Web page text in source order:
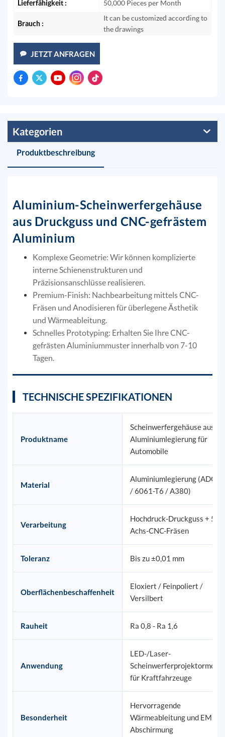
Lieferfähigkeit :
50,000 Pieces per Month
Brauch :
It can be customized according to
the drawings
JETZT ANFRAGEN
Kategorien
Produktbeschreibung
Aluminium-Scheinwerfergehäuse
aus Druckguss und CNC-gefrästem
Aluminium
Komplexe Geometrie: Wir können komplizierte
interne Schienenstrukturen und
Präzisionsanschlüsse realisieren.
Premium-Finish: Nachbearbeitung mittels CNC-
Fräsen und Anodisieren für überlegene Ästhetik
und Wärmeableitung.
Schnelles Prototyping: Erhalten Sie Ihre CNC-
gefrästen Aluminiummuster innerhalb von 7-10
Tagen.
TECHNISCHE SPEZIFIKATIONEN
Produktname
Scheinwerfergehäuse aus
Aluminiumlegierung für
Automobile
Material
Aluminiumlegierung (ADC12
/ 6061-T6 / A380)
Verarbeitung
Hochdruck-Druckguss + 5-
Achs-CNC-Fräsen
Toleranz Bis zu ±0,01 mm
Oberflächenbeschaffenheit
Eloxiert / Feinpoliert /
Versilbert
Rauheit Ra 0,8 - Ra 1,6
Anwendung
LED-/Laser-
Scheinwerferprojektormodul
für Kraftfahrzeuge
Besonderheit
Hervorragende
Wärmeableitung und EMI-
Abschirmung